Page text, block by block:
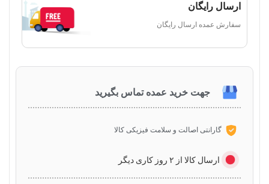
ارسال رایگان
سفارش عمده ارسال رایگان
جهت خرید عمده تماس بگیرید
گارانتی اصالت و سلامت فیزیکی کالا
ارسال کالا از ۲ روز کاری دیگر